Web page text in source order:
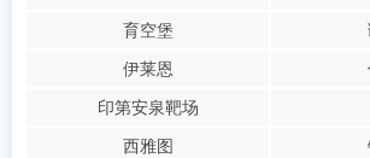
育空堡
伊莱恩
印第安泉靶场
西雅图